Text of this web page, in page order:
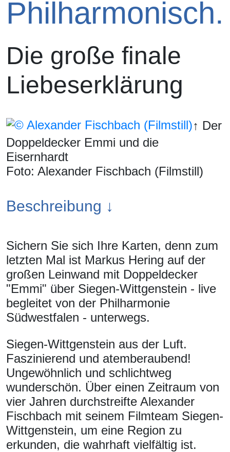
Philharmonisch.
Die große finale
Liebeserklärung
↑ Der
Doppeldecker Emmi und die
Eisernhardt
Foto: Alexander Fischbach (Filmstill)
Beschreibung ↓
Sichern Sie sich Ihre Karten, denn zum
letzten Mal ist Markus Hering auf der
großen Leinwand mit Doppeldecker
"Emmi" über Siegen-Wittgenstein - live
begleitet von der Philharmonie
Südwestfalen - unterwegs.
Siegen-Wittgenstein aus der Luft.
Faszinierend und atemberaubend!
Ungewöhnlich und schlichtweg
wunderschön. Über einen Zeitraum von
vier Jahren durchstreifte Alexander
Fischbach mit seinem Filmteam Siegen-
Wittgenstein, um eine Region zu
erkunden, die wahrhaft vielfältig ist.